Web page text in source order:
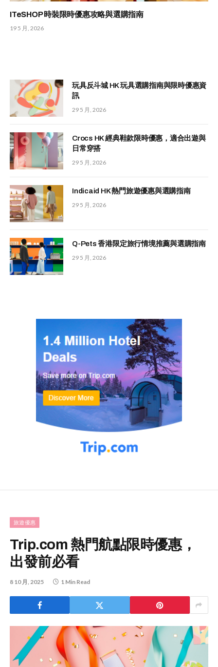
ITeSHOP 時裝限時優惠攻略與選購指南
19 5 月, 2026
玩具反斗城 HK 玩具選購指南與限時優惠資
訊
29 5 月, 2026
Crocs HK 經典鞋款限時優惠，適合出遊與
日常穿搭
29 5 月, 2026
Indicaid HK 熱門旅遊優惠與選購指南
29 5 月, 2026
Q-Pets 香港限定旅行情境推薦與選購指南
29 5 月, 2026
旅遊優惠
Trip.com 熱門航點限時優惠，
出發前必看
8 10 月, 2025 1 Min Read